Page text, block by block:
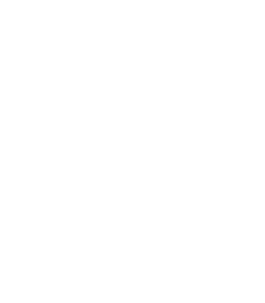
Jubiläum mit viel
Vierteljahrhundert.